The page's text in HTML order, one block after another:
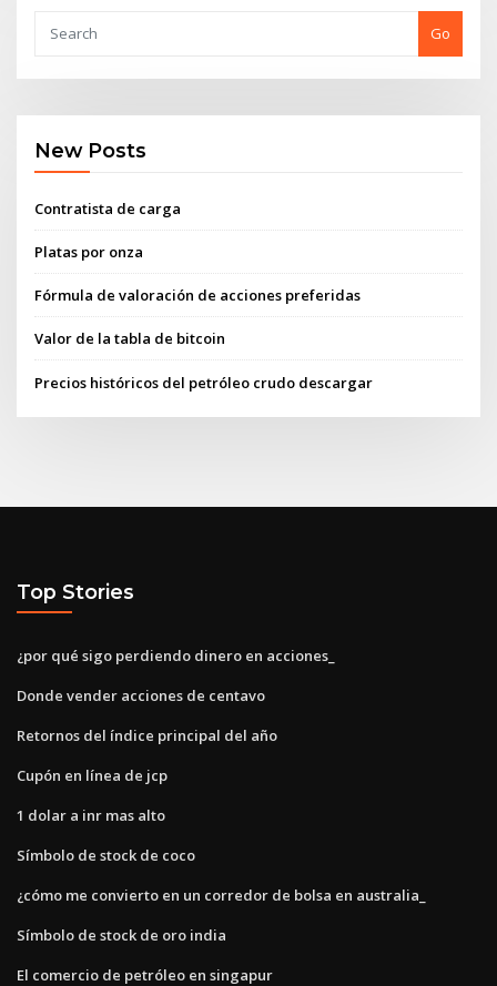
Go
New Posts
Contratista de carga
Platas por onza
Fórmula de valoración de acciones preferidas
Valor de la tabla de bitcoin
Precios históricos del petróleo crudo descargar
Top Stories
¿por qué sigo perdiendo dinero en acciones_
Donde vender acciones de centavo
Retornos del índice principal del año
Cupón en línea de jcp
1 dolar a inr mas alto
Símbolo de stock de coco
¿cómo me convierto en un corredor de bolsa en australia_
Símbolo de stock de oro india
El comercio de petróleo en singapur